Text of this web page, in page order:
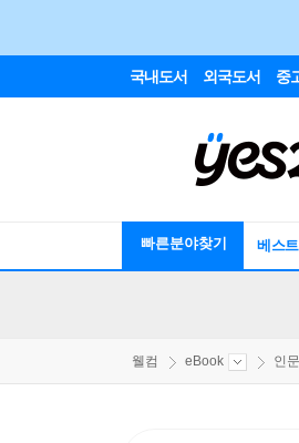
국내도서 외국도서 중
빠른분야찾기 베스트
웰컴 eBook 인문